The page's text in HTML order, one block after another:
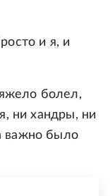
и я, и
болел,
ни хандры, ни
важно было